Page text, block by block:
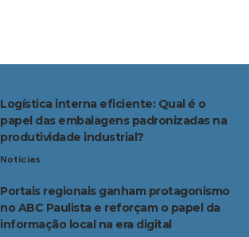
Logística interna eficiente: Qual é o
papel das embalagens padronizadas na
produtividade industrial?
Noticias
Portais regionais ganham protagonismo
no ABC Paulista e reforçam o papel da
informação local na era digital